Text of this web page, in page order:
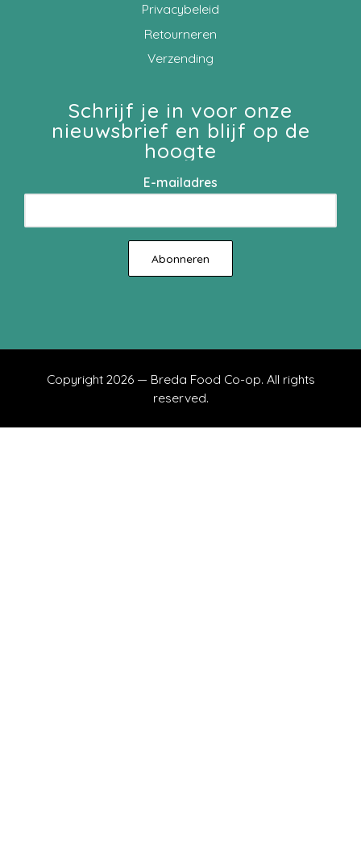
Privacybeleid
Retourneren
Verzending
Schrijf je in voor onze
nieuwsbrief en blijf op de
hoogte
E-mailadres
Copyright 2026 — Breda Food Co-op. All rights
reserved.